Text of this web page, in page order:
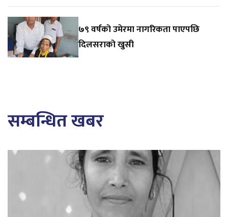
७९ वर्षको उमेरमा नागरिकता पाएपछि
दिलसराको खुसी
सम्बन्धित खबर